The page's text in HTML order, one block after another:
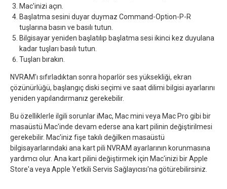
Mac'inizi açın.
Başlatma sesini duyar duymaz Command-Option-P-R
tuşlarına basın ve basılı tutun.
Bilgisayar yeniden başlatılıp başlatma sesi ikinci kez duyulana
kadar tuşları basılı tutun.
Tuşları bırakın.
NVRAM'ı sıfırladıktan sonra hoparlör ses yüksekliği, ekran
çözünürlüğü, başlangıç diski seçimi ve saat dilimi bilgisi ayarlarını
yeniden yapılandırmanız gerekebilir.
Bu özelliklerle ilgili sorunlar iMac, Mac mini veya Mac Pro gibi bir
masaüstü Mac'inde devam ederse ana kart pilinin değiştirilmesi
gerekebilir. Mac'iniz fişe takılı değilken masaüstü
bilgisayarlarındaki ana kart pili NVRAM ayarlarının korunmasına
yardımcı olur. Ana kart pilini değiştirmek için Mac'inizi bir Apple
Store'a veya Apple Yetkili Servis Sağlayıcısı'na götürebilirsiniz.